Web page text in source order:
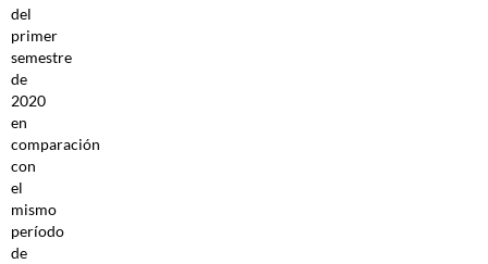
del
primer
semestre
de
2020
en
comparación
con
el
mismo
período
de